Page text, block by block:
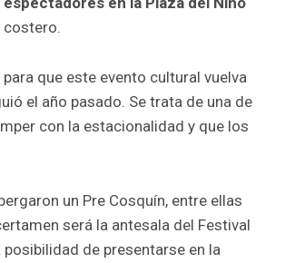
costero.
que este evento cultural vuelva
el año pasado. Se trata de una de
con la estacionalidad y que los
un Pre Cosquín, entre ellas
será la antesala del Festival
de presentarse en la